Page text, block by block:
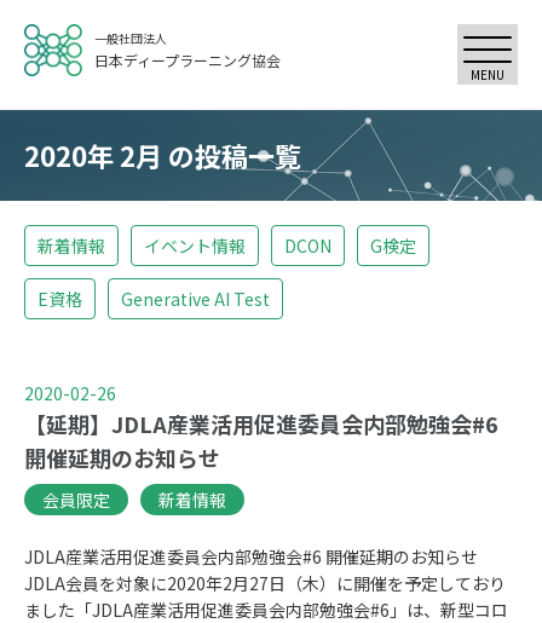
一般社団法人
日本ディープラーニング協会
MENU
2020年 2月 の投稿一覧
新着情報 イベント情報 DCON G検定
E資格 Generative AI Test
2020-02-26
【延期】JDLA産業活用促進委員会内部勉強会#6
開催延期のお知らせ
会員限定 新着情報
JDLA産業活用促進委員会内部勉強会#6 開催延期のお知らせ
JDLA会員を対象に2020年2月27日（木）に開催を予定しており
ました「JDLA産業活用促進委員会内部勉強会#6」は、新型コロ